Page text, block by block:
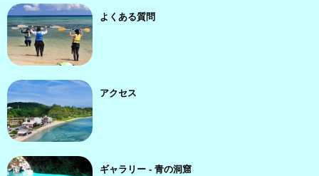
よくある質問
アクセス
ギャラリー - 青の洞窟